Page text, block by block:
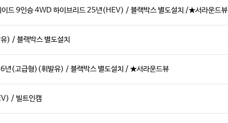
이드 9인승 4WD 하이브리드 25년(HEV) / 블랙박스 별도설치 /★서라운드뷰
) / 블랙박스 별도설치
년(고급형)(휘발유) / 블랙박스 별도설치 / ★서라운드뷰
/ 빌트인캠